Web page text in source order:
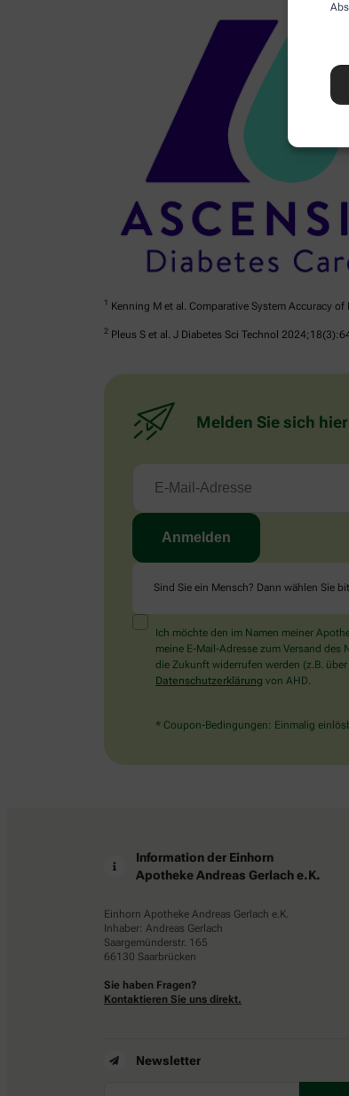
1 Kenning M et al. Comparative System Accuracy
2 Pleus S et al. J Diabetes Sci Technol
Melden Sie sich
Sind Sie ein Mensch? Dann wählen Sie
Ich möchte den im Namen meiner
meine E-Mail-Adresse zum Versand
die Zukunft widerrufen werden (z.B.
Datenschutzerklärung von AHD.
* Coupon-Bedingungen: Einmalig
Information der Einhorn
Apotheke Andreas Gerlach e.K.
Einhorn Apotheke Andreas Gerlach e.K.
Inhaber: Andreas Gerlach
Saargemünderstr. 165
66130 Saarbrücken
Sie haben Fragen?
Kontaktieren Sie uns direkt.
Newsletter